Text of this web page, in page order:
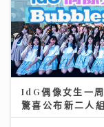
IdG偶像女生一
驚喜公布新二人